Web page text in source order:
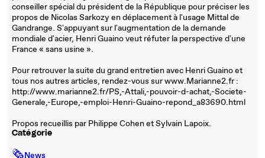
conseiller spécial du président de la République pour préciser les
propos de Nicolas Sarkozy en déplacement à l'usage Mittal de
Gandrange. S'appuyant sur l'augmentation de la demande
mondiale d'acier, Henri Guaino veut réfuter la perspective d'une
France « sans usine ».
Pour retrouver la suite du grand entretien avec Henri Guaino et
tous nos autres articles, rendez-vous sur www.Marianne2.fr :
http://www.marianne2.fr/PS,-Attali,-pouvoir-d-achat,-Societe-
Generale,-Europe,-emploi-Henri-Guaino-repond_a83690.html
Propos recueillis par Philippe Cohen et Sylvain Lapoix.
Catégorie
🗞News